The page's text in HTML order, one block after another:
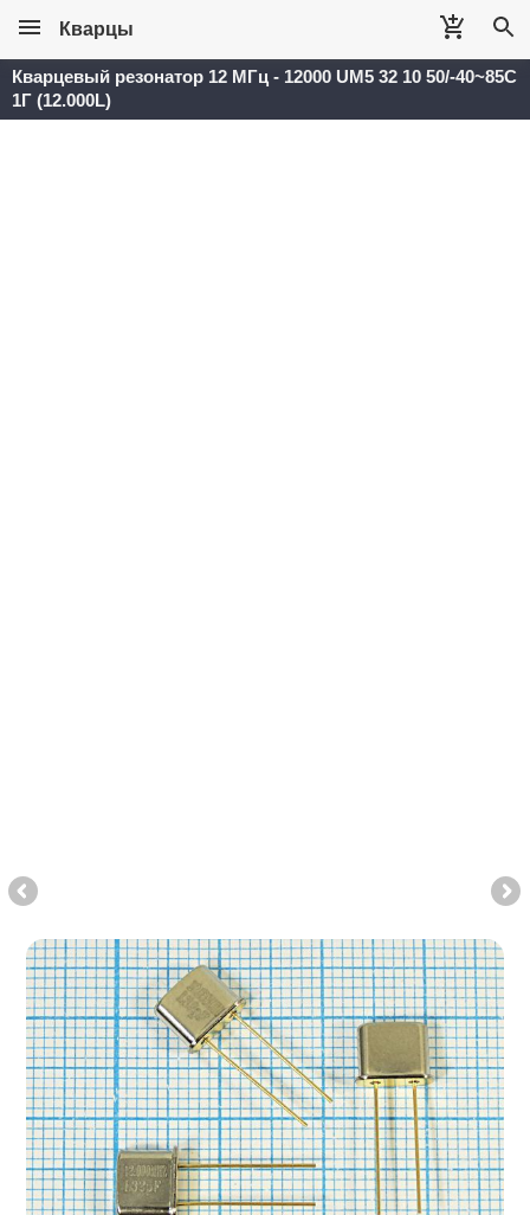
Кварцы
Кварцевый резонатор 12 МГц - 12000 UM5 32 10 50/-40~85C
1Г (12.000L)